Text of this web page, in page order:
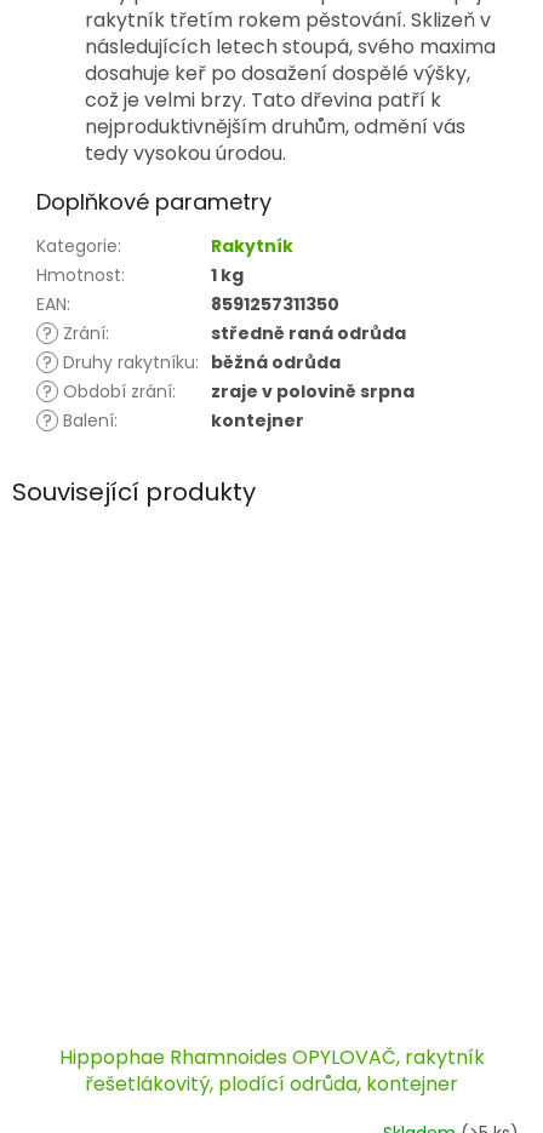
rakytník třetím rokem pěstování. Sklizeň v
následujících letech stoupá, svého maxima
dosahuje keř po dosažení dospělé výšky,
což je velmi brzy. Tato dřevina patří k
nejproduktivnějším druhům, odmění vás
tedy vysokou úrodou.
Doplňkové parametry
Kategorie:
Rakytník
Hmotnost:
1 kg
EAN:
8591257311350
? Zrání:
středně raná odrůda
? Druhy rakytníku: běžná odrůda
? Období zrání:
zraje v polovině srpna
? Balení: kontejner
Související produkty
Hippophae Rhamnoides OPYLOVAČ, rakytník
řešetlákovitý, plodící odrůda, kontejner